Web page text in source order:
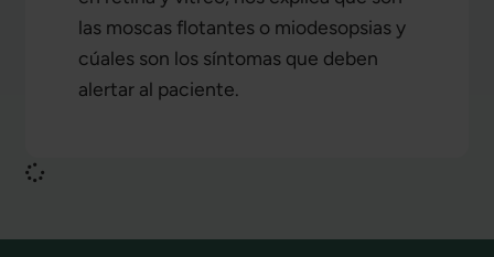
las moscas flotantes o miodesopsias y
cúales son los síntomas que deben
alertar al paciente.